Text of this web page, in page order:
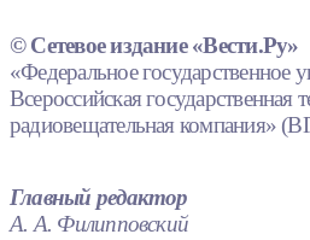
© Сетевое издание «Вести.Ру»
«Федеральное государственное
Всероссийская государственная
радиовещательная компания»
Главный редактор
А. А. Филипповский